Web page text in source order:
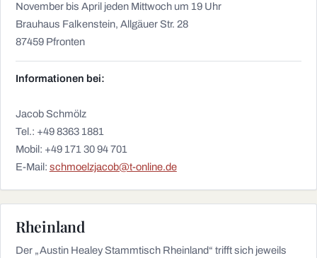
November bis April jeden Mittwoch um 19 Uhr
Brauhaus Falkenstein, Allgäuer Str. 28
87459 Pfronten
Informationen bei:
Jacob Schmölz
Tel.: +49 8363 1881
Mobil: +49 171 30 94 701
E-Mail: schmoelzjacob@t-online.de
Rheinland
Der „Austin Healey Stammtisch Rheinland“ trifft sich jeweils